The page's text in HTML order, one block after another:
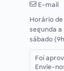
E-mail
Horário
segunda a
sábado
Foi
Envie-